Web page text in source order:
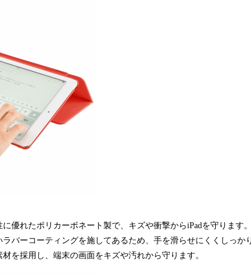
優れたポリカーボネート製で、キズや衝撃からiPadを守ります
バーコーティングを施してあるため、手を滑らせにくくしっか
を採用し、端末の画面をキズや汚れから守ります。